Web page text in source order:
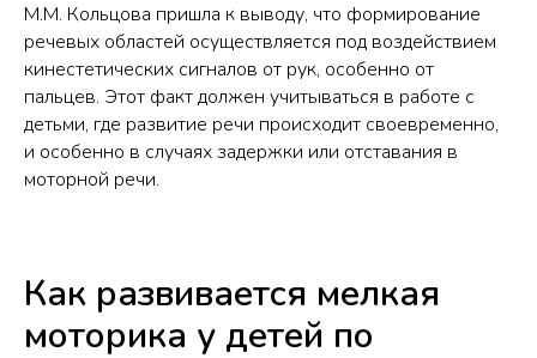
М.М. Кольцова пришла к выводу, что формирование
речевых областей осуществляется под воздействием
кинестетических сигналов от рук, особенно от
пальцев. Этот факт должен учитываться в работе с
детьми, где развитие речи происходит своевременно,
и особенно в случаях задержки или отставания в
моторной речи.
Как развивается мелкая
моторика у детей по